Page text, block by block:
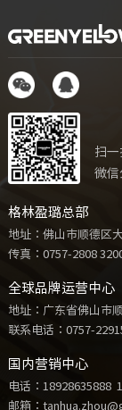
扫一
微信
格林盈璐总部
地址：佛山市顺德区
传真：0757-2808
全球品牌运营中心
地址：广东省佛山市
联系电话： 0757-
国内营销中心
电话： 18928635888
邮箱：